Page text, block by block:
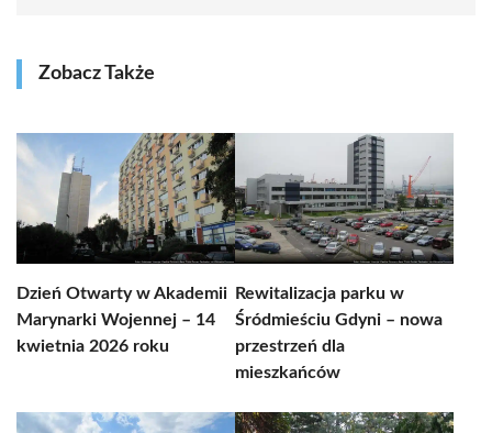
Zobacz Także
Dzień Otwarty w Akademii
Marynarki Wojennej – 14
kwietnia 2026 roku
Rewitalizacja parku w
Śródmieściu Gdyni – nowa
przestrzeń dla
mieszkańców